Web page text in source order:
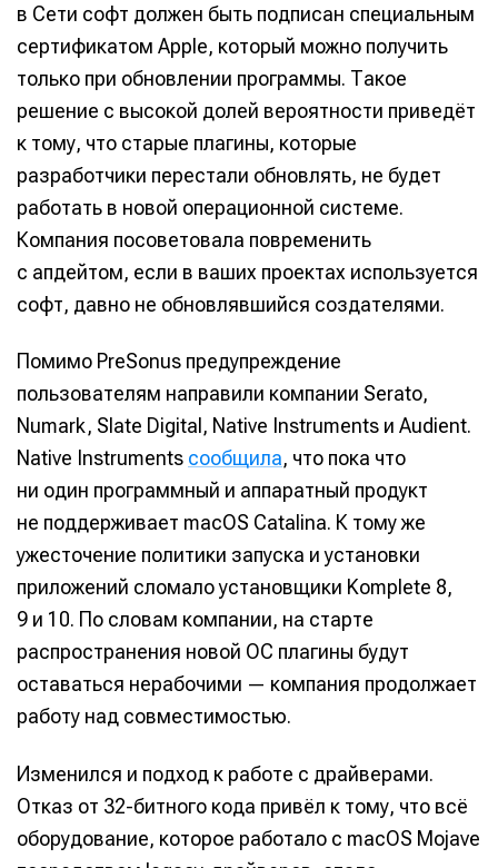
в Сети софт должен быть подписан специальным
сертификатом Apple, который можно получить
только при обновлении программы. Такое
решение с высокой долей вероятности приведёт
к тому, что старые плагины, которые
разработчики перестали обновлять, не будет
работать в новой операционной системе.
Компания посоветовала повременить
с апдейтом, если в ваших проектах используется
софт, давно не обновлявшийся создателями.
Помимо PreSonus предупреждение
пользователям направили компании Serato,
Numark, Slate Digital, Native Instruments и Audient.
Native Instruments сообщила, что пока что
ни один программный и аппаратный продукт
не поддерживает macOS Catalina. К тому же
ужесточение политики запуска и установки
приложений сломало установщики Komplete 8,
9 и 10. По словам компании, на старте
распространения новой ОС плагины будут
оставаться нерабочими — компания продолжает
работу над совместимостью.
Изменился и подход к работе с драйверами.
Отказ от 32-битного кода привёл к тому, что всё
оборудование, которое работало с macOS Mojave